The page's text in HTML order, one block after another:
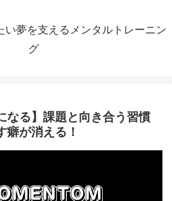
い夢を支えるメンタルトレーニン
グ
なる】課題と向き合う習慣
癖が消える！